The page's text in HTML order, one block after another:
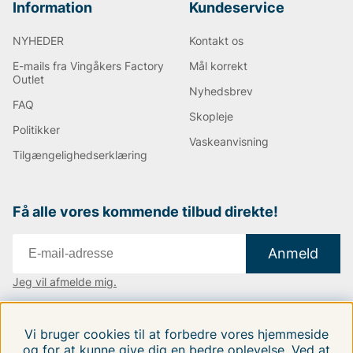
Information
NYHEDER
E-mails fra Vingåkers Factory
Outlet
FAQ
Politikker
Tilgængelighedserklæring
Kundeservice
Kontakt os
Mål korrekt
Nyhedsbrev
Skopleje
Vaskeanvisning
Få alle vores kommende tilbud direkte!
Anmeld
Jeg vil afmelde mig.
Følg os på vores sociale medier.
Vi bruger cookies til at forbedre vores hjemmeside
og for at kunne give dig en bedre oplevelse. Ved at